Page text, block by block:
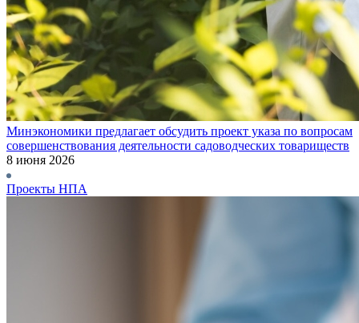
Минэкономики предлагает обсудить проект указа по вопросам
совершенствования деятельности садоводческих товариществ
8 июня 2026
Проекты НПА